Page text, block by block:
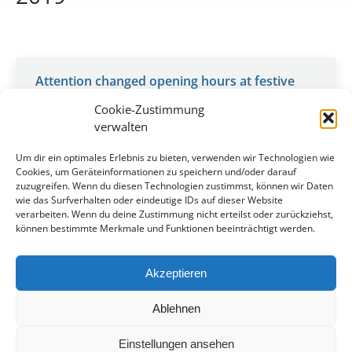
Cookie-Zustimmung
verwalten
Um dir ein optimales Erlebnis zu bieten, verwenden wir Technologien wie
Cookies, um Geräteinformationen zu speichern und/oder darauf
zuzugreifen. Wenn du diesen Technologien zustimmst, können wir Daten
wie das Surfverhalten oder eindeutige IDs auf dieser Website
verarbeiten. Wenn du deine Zustimmung nicht erteilst oder zurückziehst,
können bestimmte Merkmale und Funktionen beeinträchtigt werden.
Akzeptieren
Ablehnen
Einstellungen ansehen
Attention changed opening hours at festive
ByMaximilian Hartwig
following days. – Tuesday 24.12.2019 –
Wednesday 25.12.2019 – Thursday 26.12.2019 –
Tuesday 31.12.2019 – Wednesday 01.01.2020
For urgent Business and Ambulance Flights a
PPR can be requested. For the days 24.12 untill
20.12.2019 11:00 UTC. For the days…